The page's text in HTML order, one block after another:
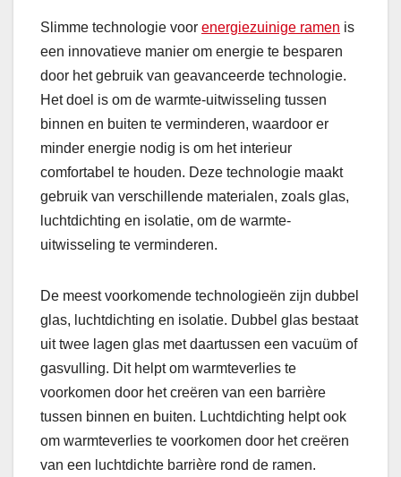
Slimme technologie voor energiezuinige ramen is
een innovatieve manier om energie te besparen
door het gebruik van geavanceerde technologie.
Het doel is om de warmte-uitwisseling tussen
binnen en buiten te verminderen, waardoor er
minder energie nodig is om het interieur
comfortabel te houden. Deze technologie maakt
gebruik van verschillende materialen, zoals glas,
luchtdichting en isolatie, om de warmte-
uitwisseling te verminderen.
De meest voorkomende technologieën zijn dubbel
glas, luchtdichting en isolatie. Dubbel glas bestaat
uit twee lagen glas met daartussen een vacuüm of
gasvulling. Dit helpt om warmteverlies te
voorkomen door het creëren van een barrière
tussen binnen en buiten. Luchtdichting helpt ook
om warmteverlies te voorkomen door het creëren
van een luchtdichte barrière rond de ramen.